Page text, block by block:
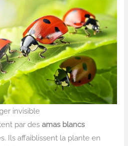
invisible
par desamas blancs
Ils affaiblissent la plante en